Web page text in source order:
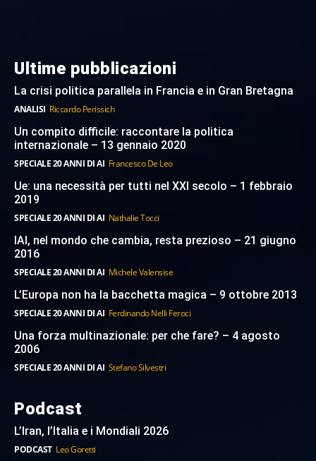
Ultime pubblicazioni
La crisi politica parallela in Francia e in Gran Bretagna
ANALISI Riccardo Perissich
Un compito difficile: raccontare la politica
internazionale – 13 gennaio 2020
SPECIALE 20 ANNI DI AI Francesco De Leo
Ue: una necessità per tutti nel XXI secolo – 1 febbraio
2019
SPECIALE 20 ANNI DI AI Nathalie Tocci
IAI, nel mondo che cambia, resta prezioso – 21 giugno
2016
SPECIALE 20 ANNI DI AI Michele Valensise
L’Europa non ha la bacchetta magica – 9 ottobre 2013
SPECIALE 20 ANNI DI AI Ferdinando Nelli Feroci
Una forza multinazionale: per che fare? – 4 agosto
2006
SPECIALE 20 ANNI DI AI Stefano Silvestri
Podcast
L’Iran, l’Italia e i Mondiali 2026
PODCAST Leo Goretti